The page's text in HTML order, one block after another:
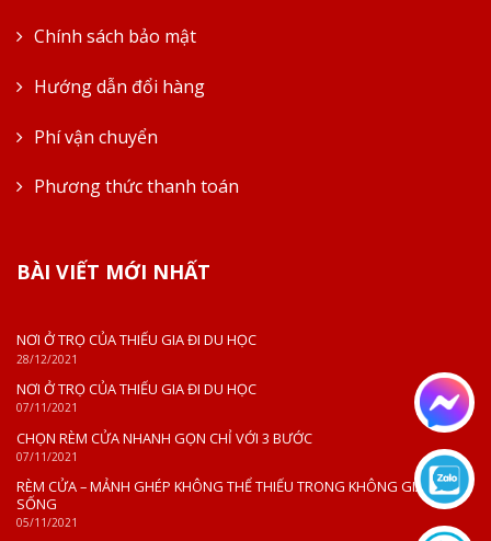
Chính sách bảo mật
Hướng dẫn đổi hàng
Phí vận chuyển
Phương thức thanh toán
BÀI VIẾT MỚI NHẤT
NƠI Ở TRỌ CỦA THIẾU GIA ĐI DU HỌC
28/12/2021
NƠI Ở TRỌ CỦA THIẾU GIA ĐI DU HỌC
07/11/2021
CHỌN RÈM CỬA NHANH GỌN CHỈ VỚI 3 BƯỚC
07/11/2021
RÈM CỬA – MẢNH GHÉP KHÔNG THỂ THIẾU TRONG KHÔNG GIAN
SỐNG
05/11/2021